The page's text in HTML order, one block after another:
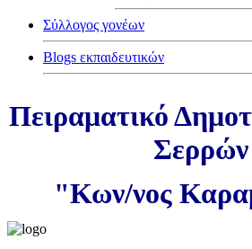
Σύλλογος γονέων
Blogs εκπαιδευτικών
Πειραματικό
Σερρών
"Κων/νος